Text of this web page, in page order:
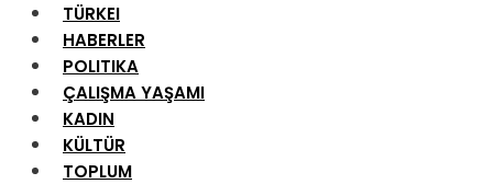
TÜRKEI
HABERLER
POLITIKA
ÇALIŞMA YAŞAMI
KADIN
KÜLTÜR
TOPLUM